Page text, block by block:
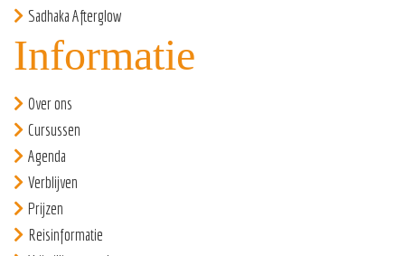
Sadhaka Afterglow
Informatie
Over ons
Cursussen
Agenda
Verblijven
Prijzen
Reisinformatie